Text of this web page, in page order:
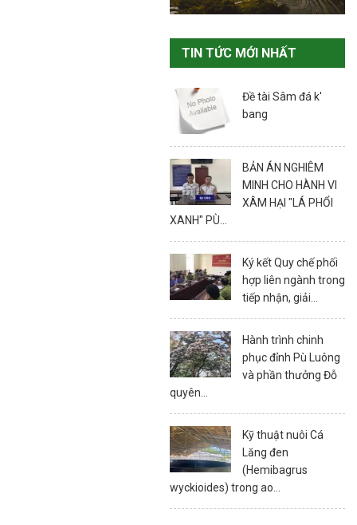
TIN TỨC MỚI NHẤT
Đề tài Sâm đá k'
bang
BẢN ÁN NGHIÊM
MINH CHO HÀNH VI
XÂM HẠI "LÁ PHỔI
XANH" PÙ...
Ký kết Quy chế phối
hợp liên ngành trong
tiếp nhận, giải...
Hành trình chinh
phục đỉnh Pù Luông
và phần thưởng Đỗ
quyên...
Kỹ thuật nuôi Cá
Lăng đen
(Hemibagrus
wyckioides) trong ao...